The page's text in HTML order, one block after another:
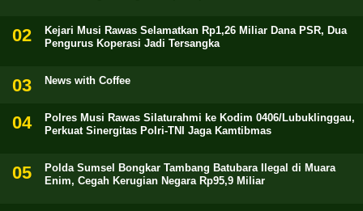
Kejari Musi Rawas Selamatkan Rp1,26 Miliar Dana PSR, Dua
Pengurus Koperasi Jadi Tersangka
News with Coffee
Polres Musi Rawas Silaturahmi ke Kodim 0406/Lubuklinggau,
Perkuat Sinergitas Polri-TNI Jaga Kamtibmas
Polda Sumsel Bongkar Tambang Batubara Ilegal di Muara
Enim, Cegah Kerugian Negara Rp95,9 Miliar